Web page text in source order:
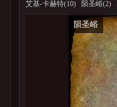
艾基-卡赫特(10)
陨圣峪(2)